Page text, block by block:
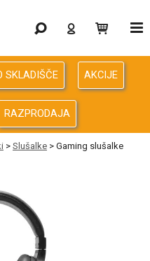
SKLADIŠČE AKCIJE
RAZPRODAJA
> Slušalke > Gaming slušalke